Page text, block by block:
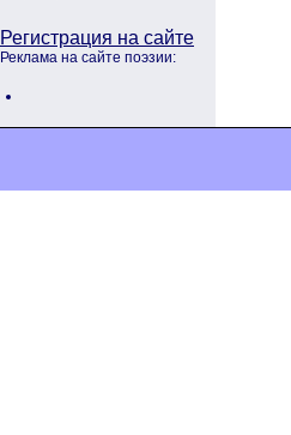
Регистрация на сайте
Реклама на сайте поэзии: